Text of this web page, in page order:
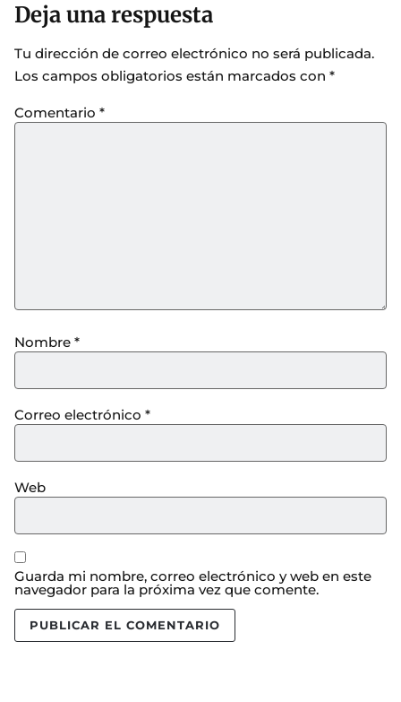
Deja una respuesta
Tu dirección de correo electrónico no será publicada.
Los campos obligatorios están marcados con *
Comentario *
Nombre *
Correo electrónico *
Web
Guarda mi nombre, correo electrónico y web en este
navegador para la próxima vez que comente.